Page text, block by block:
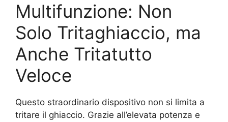
Multifunzione: Non
Solo Tritaghiaccio, ma
Anche Tritatutto
Veloce
Questo straordinario dispositivo non si limita a
tritare il ghiaccio. Grazie all’elevata potenza e